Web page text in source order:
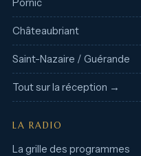
Châteaubriant
Saint-Nazaire / Guérande
Tout sur la réception →
LA RADIO
La grille des programmes